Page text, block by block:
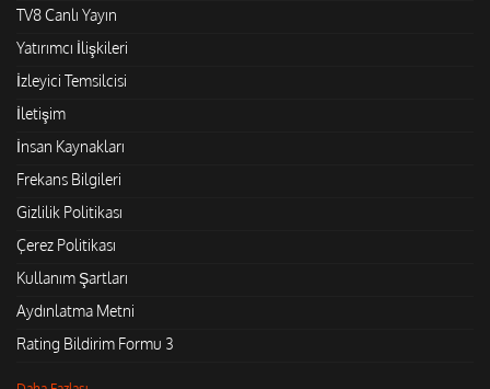
TV8 Canlı Yayın
Yatırımcı İlişkileri
İzleyici Temsilcisi
İletişim
İnsan Kaynakları
Frekans Bilgileri
Gizlilik Politikası
Çerez Politikası
Kullanım Şartları
Aydınlatma Metni
Rating Bildirim Formu 3